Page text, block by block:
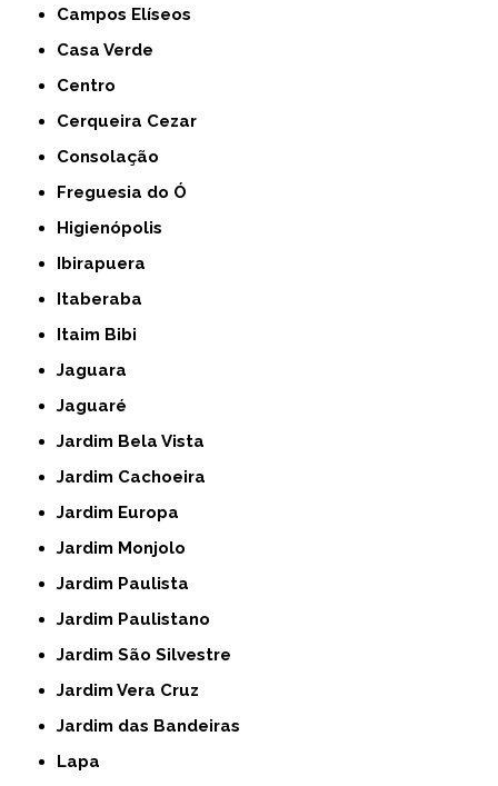
Campos Elíseos
Casa Verde
Centro
Cerqueira Cezar
Consolação
Freguesia do Ó
Higienópolis
Ibirapuera
Itaberaba
Itaim Bibi
Jaguara
Jaguaré
Jardim Bela Vista
Jardim Cachoeira
Jardim Europa
Jardim Monjolo
Jardim Paulista
Jardim Paulistano
Jardim São Silvestre
Jardim Vera Cruz
Jardim das Bandeiras
Lapa